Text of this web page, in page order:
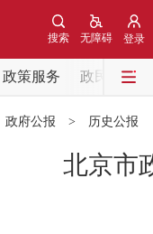
登录
无障碍
搜索
政策服务
政民互动
政府公报 > 历史公报
北京市